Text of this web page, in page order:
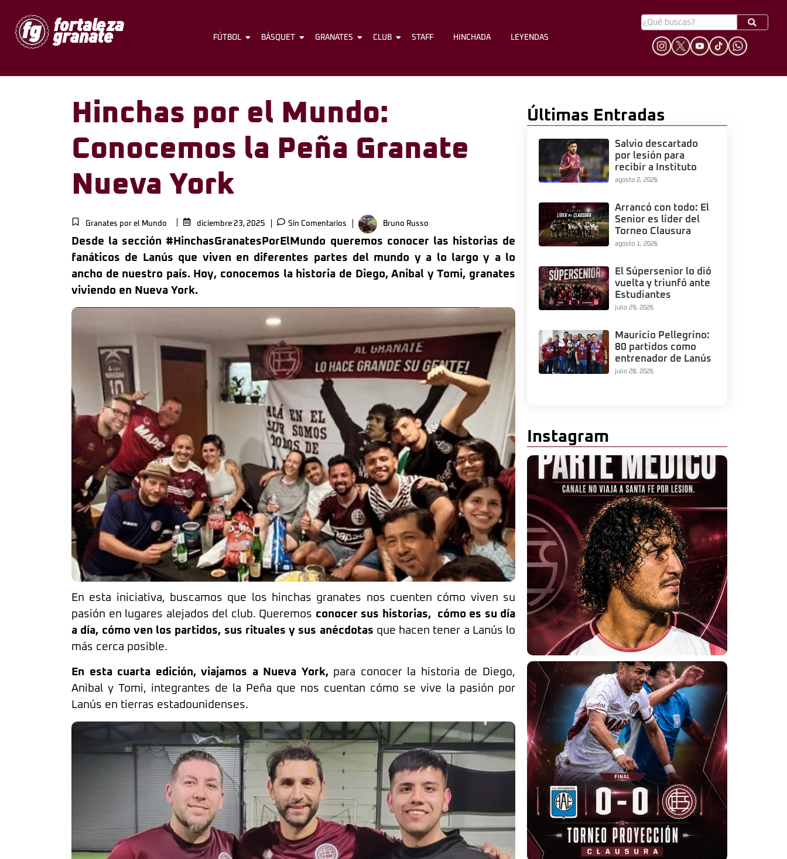
FÚTBOL BÁSQUET GRANATES CLUB STAFF HINCHADA
FÚTBOL BÁSQUET GRANATES CLUB STAFF HINCHADA LEYENDAS
Hinchas por el Mundo:
Conocemos la Peña Granate
Nueva York
Granates por el Mundo diciembre 23, 2025 Sin Comentarios Bruno Russo
Desde la sección #HinchasGranatesPorElMundo queremos conocer las historias de
fanáticos de Lanús que viven en diferentes partes del mundo y a lo largo y a lo
ancho de nuestro país. Hoy, conocemos la historia de Diego, Anibal y Tomi, granates
viviendo en Nueva York.
En esta iniciativa, buscamos que los hinchas granates nos cuenten cómo viven su
pasión en lugares alejados del club. Queremos conocer sus historias, cómo es su día
a día, cómo ven los partidos, sus rituales y sus anécdotas que hacen tener a Lanús lo
más cerca posible.
En esta cuarta edición, viajamos a Nueva York,para conocer la historia de Diego,
Anibal y Tomi, integrantes de la Peña que nos cuentan cómo se vive la pasión por
Lanús en tierras estadounidenses.
Últimas Entradas
Salvio descartado
por lesión para
recibir a Instituto
agosto 2, 2026
Arrancó con todo: El
Senior es líder del
Torneo Clausura
agosto 1, 2026
El Súpersenior lo dió
vuelta y triunfó ante
Estudiantes
julio 29, 2026
Mauricio Pellegrino:
80 partidos como
entrenador de Lanús
julio 28, 2026
Instagram